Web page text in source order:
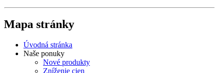
Mapa stránky
Úvodná stránka
Naše ponuky
Nové produkty
Zníženie cien